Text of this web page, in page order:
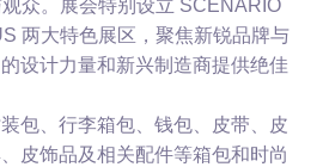
众。展会特别设立 SCENARIO
两大特色展区，聚焦新锐品牌与
设计力量和新兴制造商提供绝佳
、行李箱包、钱包、皮带、皮
皮饰品及相关配件等箱包和时尚